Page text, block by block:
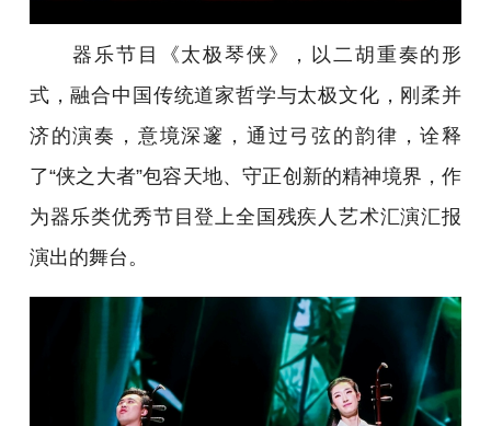
器乐节目《太极琴侠》，以二胡重奏的形
式，融合中国传统道家哲学与太极文化，刚柔并
济的演奏，意境深邃，通过弓弦的韵律，诠释
了“侠之大者”包容天地、守正创新的精神境界，作
为器乐类优秀节目登上全国残疾人艺术汇演汇报
演出的舞台。